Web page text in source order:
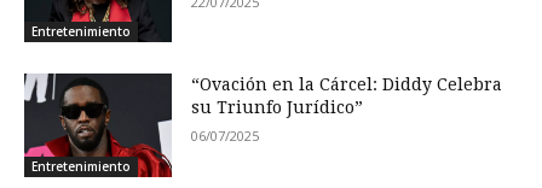
Entretenimiento
Entretenimiento
“Ovación en la Cárcel: Diddy Celebra
su Triunfo Jurídico”
06/07/2025